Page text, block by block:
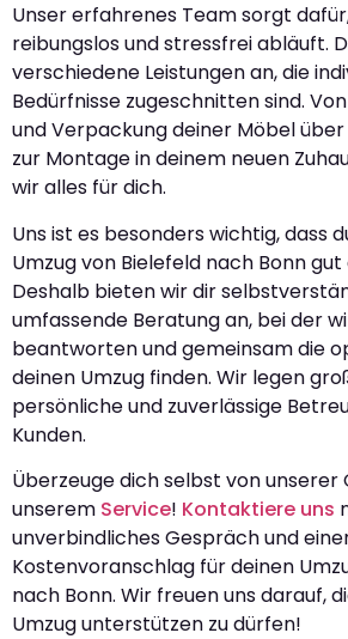
Unser erfahrenes Team sorgt
reibungslos und stressfrei abläuft.
verschiedene Leistungen an, die
Bedürfnisse zugeschnitten sind.
und Verpackung deiner Möbel
zur Montage in deinem neuen
wir alles für dich.
Uns ist es besonders wichtig, dass
Umzug von Bielefeld nach Bonn
Deshalb bieten wir dir
umfassende Beratung an, bei der
beantworten und gemeinsam die
deinen Umzug finden. Wir legen
persönliche und zuverlässige
Kunden.
Überzeuge dich selbst von unserer
unserem Service! Kontaktiere uns
unverbindliches Gespräch und
Kostenvoranschlag für deinen
nach Bonn. Wir freuen uns darauf,
Umzug unterstützen zu dürfen!